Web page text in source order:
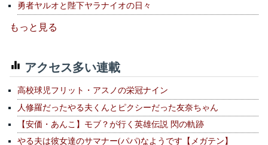
勇者ヤルオと陛下ヤラナイオの日々
もっと見る
アクセス多い連載
高校球児フリット・アスノの栄冠ナイン
人修羅だったやる夫くんとピクシーだった友奈ちゃん
【安価・あんこ】モブ？が行く英雄伝説 閃の軌跡
やる夫は彼女達のサマナー(パパ)なようです【メガテン】